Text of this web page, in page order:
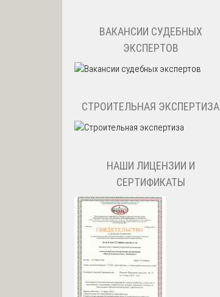
ВАКАНСИИ СУДЕБНЫХ
ЭКСПЕРТОВ
СТРОИТЕЛЬНАЯ ЭКСПЕРТИЗА
НАШИ ЛИЦЕНЗИИ И
СЕРТИФИКАТЫ